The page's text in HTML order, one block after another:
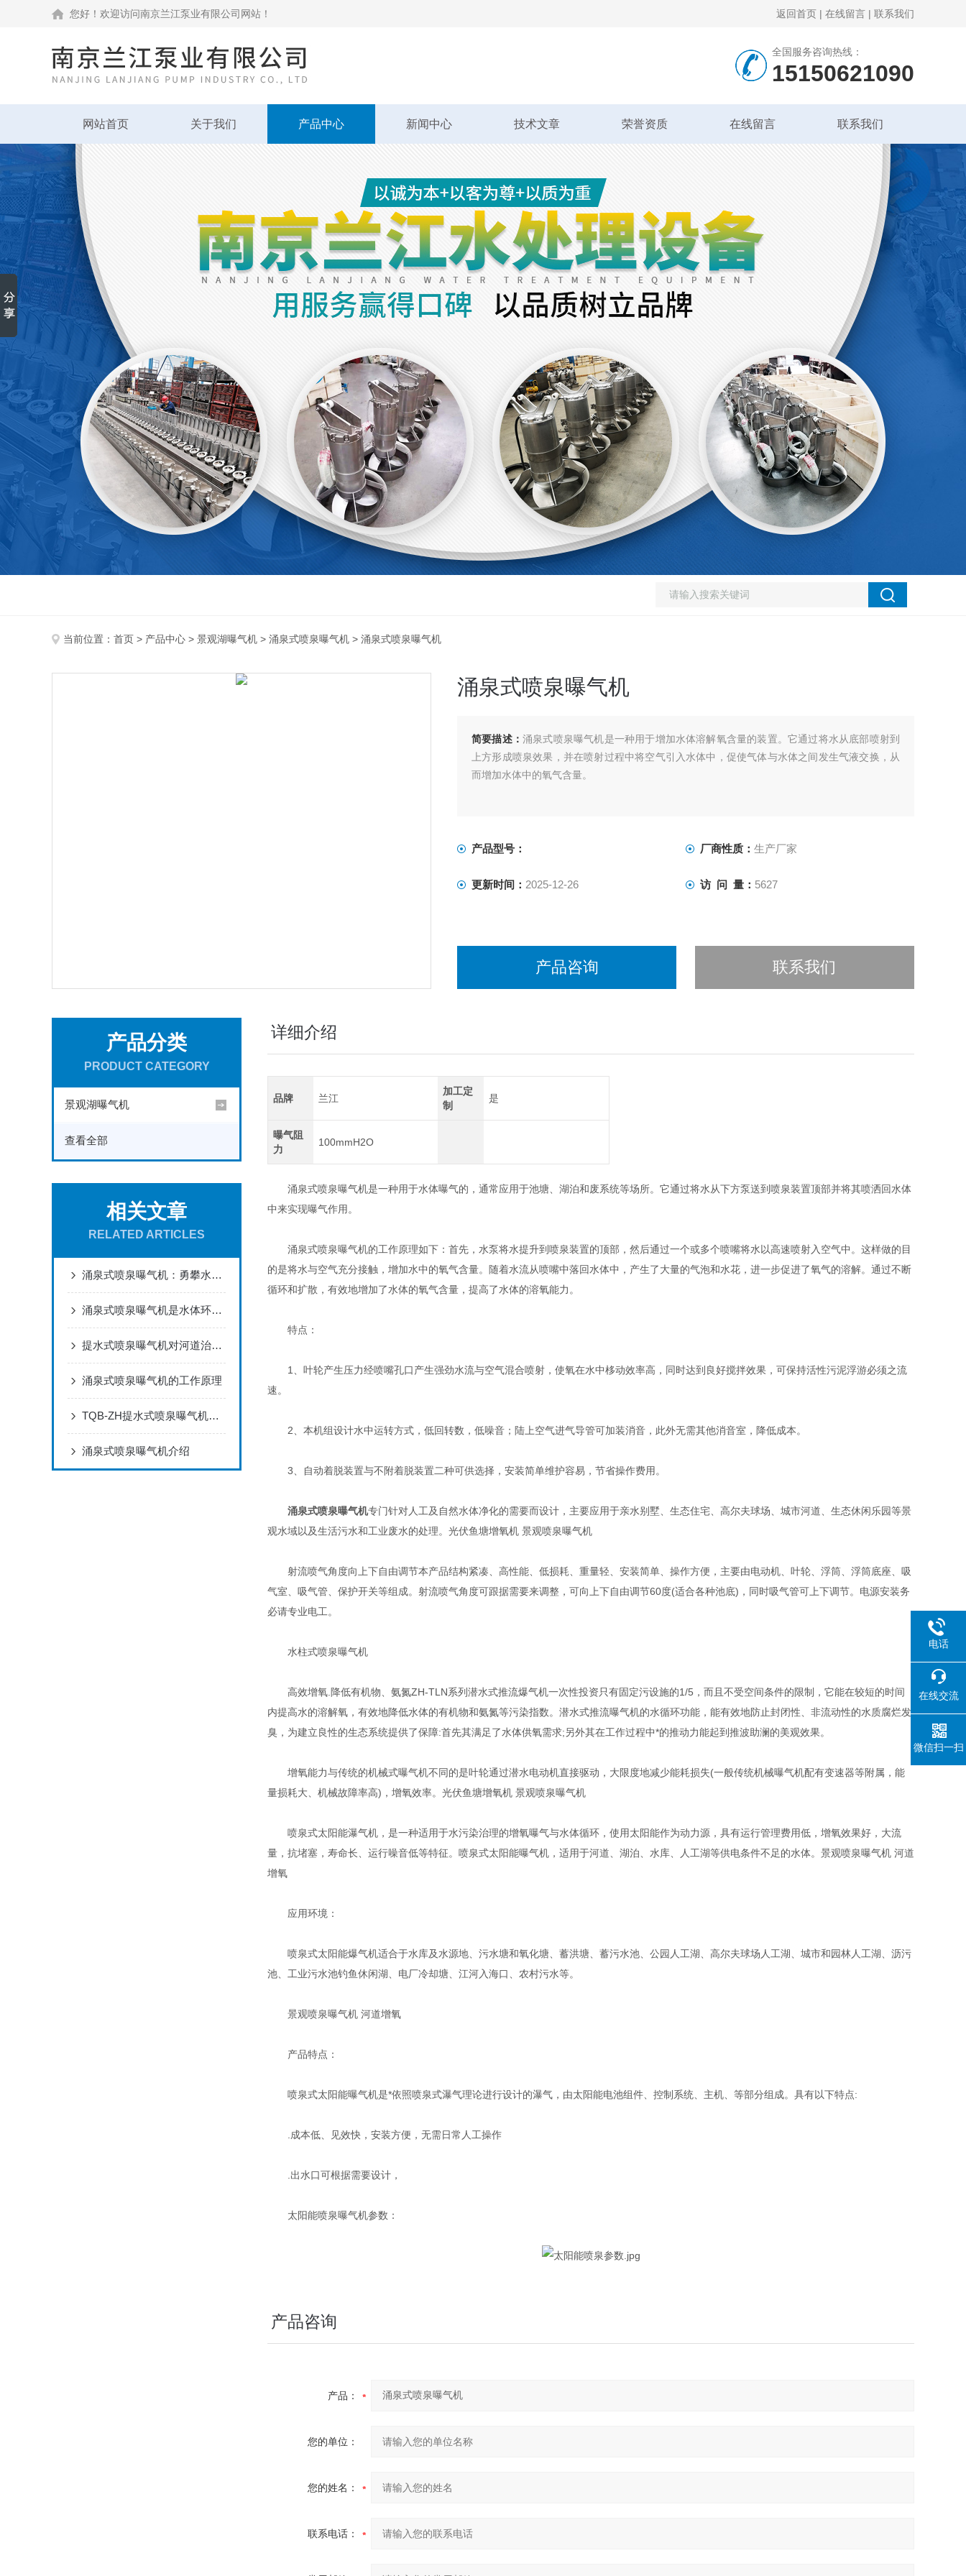
您好！欢迎访问南京兰江泵业有限公司网站！ 返回首页 | 在线留言 | 联系我们
全国服务咨询热线：
15150621090
网站首页 关于我们 产品中心 新闻中心 技术文章 荣誉资质 在线留言 联系我们
当前位置： 首页 > 产品中心 > 景观湖曝气机 > 涌泉式喷泉曝气机 > 涌泉式喷泉曝气机
涌泉式喷泉曝气机
简要描述： 涌泉式喷泉曝气机是一种用于增加水体溶解氧含量的装置。它通过将水从底部喷射到
上方形成喷泉效果，并在喷射过程中将空气引入水体中，促使气体与水体之间发生气液交换，从
而增加水体中的氧气含量。
产品型号： 厂商性质： 生产厂家
更新时间： 2025-12-26 访 问 量： 5627
产品咨询 联系我们
产品分类
PRODUCT CATEGORY
景观湖曝气机
查看全部
相关文章
RELATED ARTICLES
涌泉式喷泉曝气机：勇攀水波澜
涌泉式喷泉曝气机是水体环境治理中一种重要的
提水式喷泉曝气机对河道治理的作用
涌泉式喷泉曝气机的工作原理
TQB-ZH提水式喷泉曝气机安装维护说明书
涌泉式喷泉曝气机介绍
详细介绍
品牌 兰江
加工定
制
是
曝气阻
力
100mmH2O
涌泉式喷泉曝气机是一种用于水体曝气的，通常应用于池塘、湖泊和废系统等场所。它通过将水从下方泵送到喷泉装置顶部并将其喷洒回水体
中来实现曝气作用。
涌泉式喷泉曝气机的工作原理如下：首先，水泵将水提升到喷泉装置的顶部，然后通过一个或多个喷嘴将水以高速喷射入空气中。这样做的目
的是将水与空气充分接触，增加水中的氧气含量。随着水流从喷嘴中落回水体中，产生了大量的气泡和水花，进一步促进了氧气的溶解。通过不断
循环和扩散，有效地增加了水体的氧气含量，提高了水体的溶氧能力。
特点：
1、叶轮产生压力经喷嘴孔口产生强劲水流与空气混合喷射，使氧在水中栘动效率高，同时达到良好搅拌效果，可保持活性污泥浮游必须之流
速。
2、本机组设计水中运转方式，低回转数，低噪音；陆上空气进气导管可加装消音，此外无需其他消音室，降低成本。
3、自动着脱装置与不附着脱装置二种可供选择，安装简单维护容易，节省操作费用。
涌泉式喷泉曝气机专门针对人工及自然水体净化的需要而设计，主要应用于亲水别墅、生态住宅、高尔夫球场、城市河道、生态休闲乐园等景
观水域以及生活污水和工业废水的处理。光伏鱼塘增氧机 景观喷泉曝气机
射流喷气角度向上下自由调节本产品结构紧凑、高性能、低损耗、重量轻、安装简单、操作方便，主要由电动机、叶轮、浮筒、浮筒底座、吸
气室、吸气管、保护开关等组成。射流喷气角度可跟据需要来调整，可向上下自由调节60度(适合各种池底)，同时吸气管可上下调节。电源安装务
必请专业电工。
水柱式喷泉曝气机
高效增氧.降低有机物、氨氮ZH-TLN系列潜水式推流爆气机一次性投资只有固定污设施的1/5，而且不受空间条件的限制，它能在较短的时间
内提高水的溶解氧，有效地降低水体的有机物和氨氮等污染指数。潜水式推流曝气机的水循环功能，能有效地防止封闭性、非流动性的水质腐烂发
臭，为建立良性的生态系统提供了保障:首先其满足了水体供氧需求;另外其在工作过程中*的推动力能起到推波助澜的美观效果。
增氧能力与传统的机械式曝气机不同的是叶轮通过潜水电动机直接驱动，大限度地减少能耗损失(一般传统机械曝气机配有变速器等附属，能
量损耗大、机械故障率高)，增氧效率。光伏鱼塘增氧机 景观喷泉曝气机
喷泉式太阳能瀑气机，是一种适用于水污染治理的增氧曝气与水体循环，使用太阳能作为动力源，具有运行管理费用低，增氧效果好，大流
量，抗堵塞，寿命长、运行噪音低等特征。喷泉式太阳能曝气机，适用于河道、湖泊、水库、人工湖等供电条件不足的水体。景观喷泉曝气机 河道
增氧
应用环境：
喷泉式太阳能爆气机适合于水库及水源地、污水塘和氧化塘、蓄洪塘、蓄污水池、公园人工湖、高尔夫球场人工湖、城市和园林人工湖、沥污
池、工业污水池钓鱼休闲湖、电厂冷却塘、江河入海口、农村污水等。
景观喷泉曝气机 河道增氧
产品特点：
喷泉式太阳能曝气机是*依照喷泉式瀑气理论进行设计的瀑气，由太阳能电池组件、控制系统、主机、等部分组成。具有以下特点:
.成本低、见效快，安装方便，无需日常人工操作
.出水口可根据需要设计，
太阳能喷泉曝气机参数：
产品咨询
产品：
您的单位：
您的姓名：
联系电话：
电话
在线交流
微信扫一扫